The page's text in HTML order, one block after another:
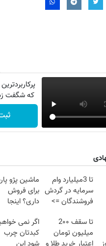
که شگفت
تا 3میلیارد وام
سرمایه در گردش
فروشندگان =>
ثبت کن
ماشین پژو
برای فروش
داری؟ اینجا
تا سقف 2۰۰
میلیون تومان
اعتبار خرید طلا و
اگر نمی
کبدتان چرب
شود این